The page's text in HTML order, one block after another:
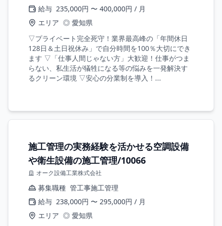
給与 235,000円 〜 400,000円 / 月
エリア ◎ 愛知県
▽プライベート完全死守！業界最高峰の「年間休日
128日＆土日祝休み」で自分時間を100％大切にでき
ます ▽「仕事人間じゃない方」大歓迎！仕事がつま
らない、私生活が犠牲になる等の悩みを一発解決す
るクリーン環境 ▽安心の分業制を導入！...
施工管理の実務経験を活かせる空調設備
や衛生設備の施工管理/10066
オーク設備工業株式会社
募集職種 管工事施工管理
給与 238,000円 〜 295,000円 / 月
エリア ◎ 愛知県